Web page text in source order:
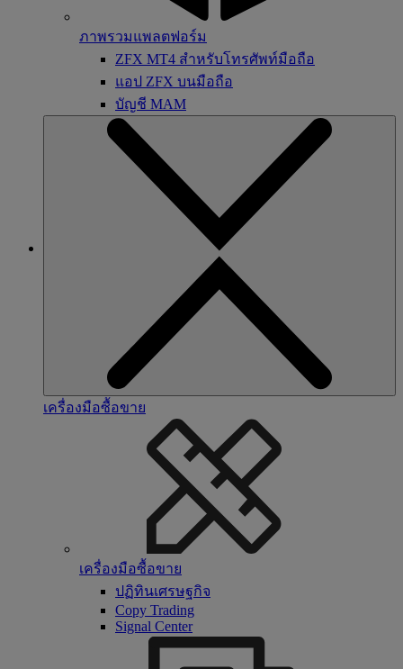
ภาพรวมแพลตฟอร์ม
ZFX MT4 สำหรับโทรศัพท์มือถือ
แอป ZFX บนมือถือ
บัญชี MAM
เครื่องมือซื้อขาย
เครื่องมือซื้อขาย
ปฏิทินเศรษฐกิจ
Copy Trading
Signal Center